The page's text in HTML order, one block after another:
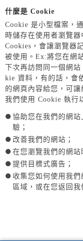
什麼是 Cookie
Cookie 是小型檔案，
時儲存在使用者瀏覽
Cookies，會讓瀏覽器
被使用。Ex:將您在網
下次再訪問同一個網
kie 資料，有的話，會
的網頁內容給您，可讓
我們使用 Cookie 執行
協助您在我們的網
驗；
改善我們的網站；
在您瀏覽我們的網站
提供目標式廣告；
收集您如何使用我
區域，或在您返回我